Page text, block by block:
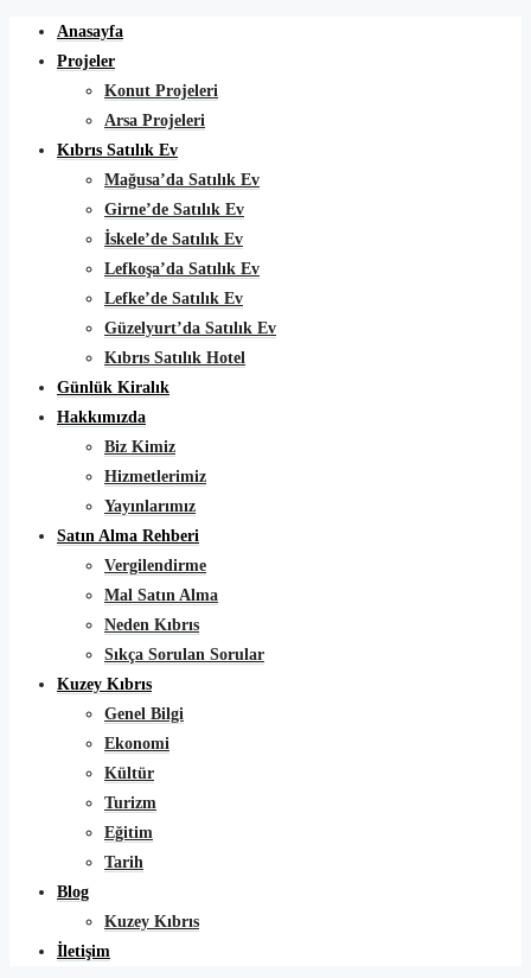
Anasayfa
Projeler
Konut Projeleri
Arsa Projeleri
Kıbrıs Satılık Ev
Mağusa’da Satılık Ev
Girne’de Satılık Ev
İskele’de Satılık Ev
Lefkoşa’da Satılık Ev
Lefke’de Satılık Ev
Güzelyurt’da Satılık Ev
Kıbrıs Satılık Hotel
Günlük Kiralık
Hakkımızda
Biz Kimiz
Hizmetlerimiz
Yayınlarımız
Satın Alma Rehberi
Vergilendirme
Mal Satın Alma
Neden Kıbrıs
Sıkça Sorulan Sorular
Kuzey Kıbrıs
Genel Bilgi
Ekonomi
Kültür
Turizm
Eğitim
Tarih
Blog
Kuzey Kıbrıs
İletişim